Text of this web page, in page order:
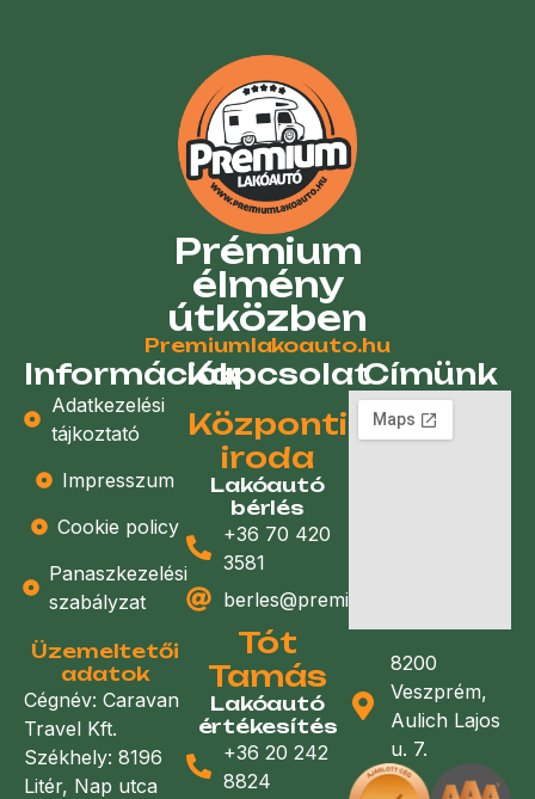
Prémium
élmény
útközben
Premiumlakoauto.hu
Információk
Adatkezelési
tájkoztató
Impresszum
Cookie policy
Panaszkezelési
szabályzat
Üzemeltetői
adatok
Cégnév: Caravan
Travel Kft.
Székhely: 8196
Litér, Nap utca
Kapcsolat
Központi
iroda
Lakóautó
bérlés
+36 70 420
3581
berles@premiumlakoauto.hu
Tót
Tamás
Lakóautó
értékesítés
+36 20 242
8824
Címünk
8200
Veszprém,
Aulich Lajos
u. 7.